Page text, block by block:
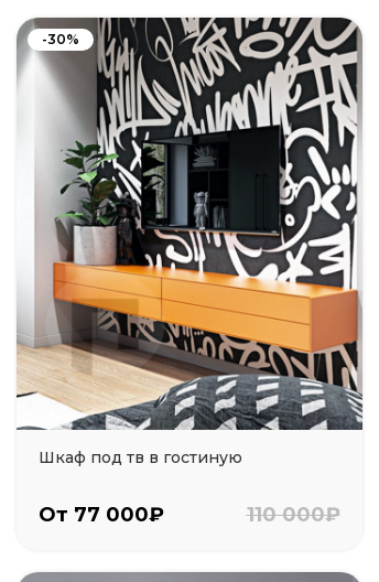
-30%
Шкаф под тв в гостиную
От 77 000₽ 110 000₽